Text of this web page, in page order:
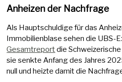
Anheizen der Nachfrage
Als Hauptschuldige für das
Immobilienblase sehen die UBS-
Gesamtreportdie
sie senkte Anfang des Jahres
null und heizte damit die